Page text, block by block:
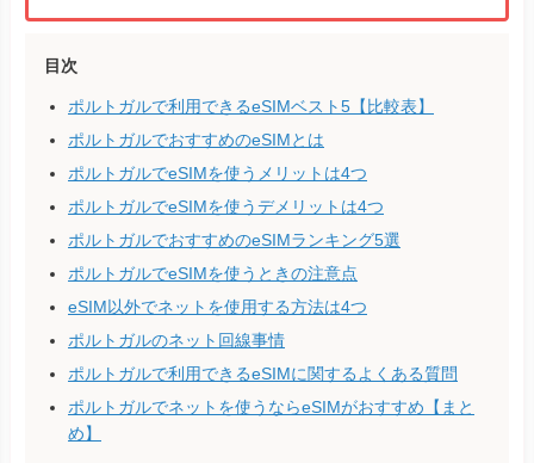
目次
ポルトガルで利用できるeSIMベスト5【比較表】
ポルトガルでおすすめのeSIMとは
ポルトガルでeSIMを使うメリットは4つ
ポルトガルでeSIMを使うデメリットは4つ
ポルトガルでおすすめのeSIMランキング5選
ポルトガルでeSIMを使うときの注意点
eSIM以外でネットを使用する方法は4つ
ポルトガルのネット回線事情
ポルトガルで利用できるeSIMに関するよくある質問
ポルトガルでネットを使うならeSIMがおすすめ【まと
め】